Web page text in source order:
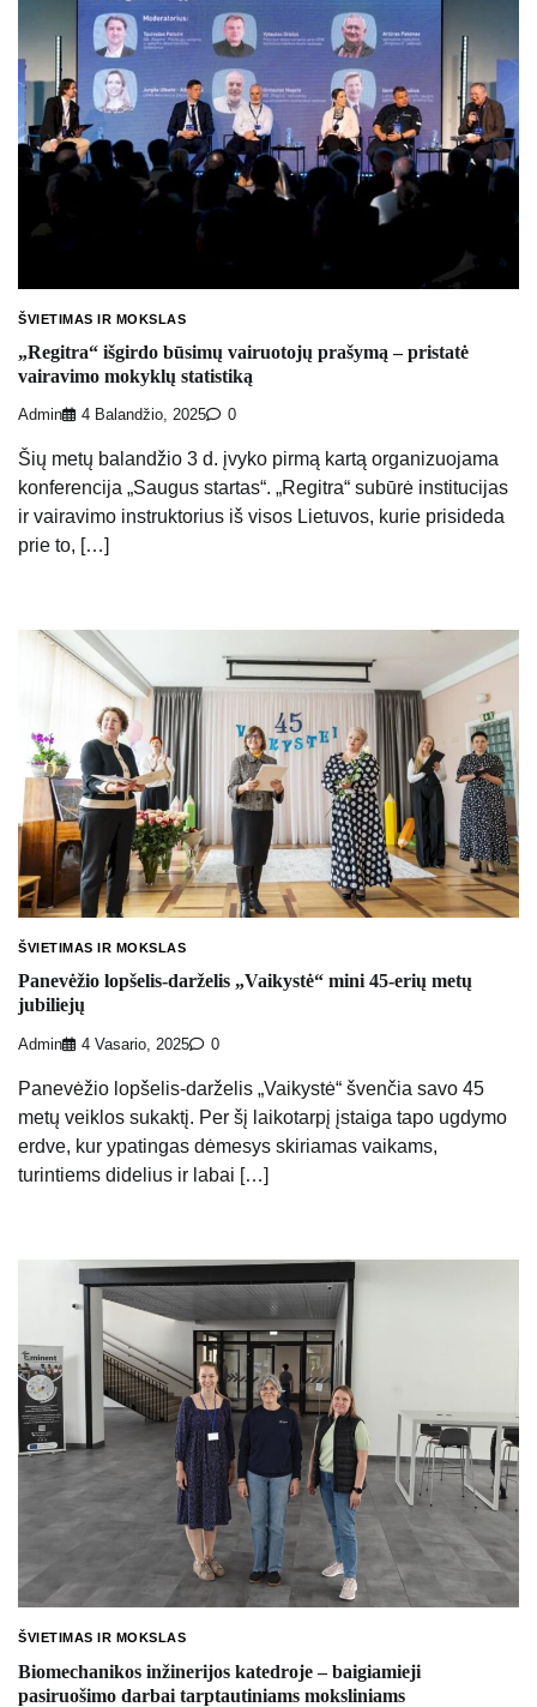
ŠVIETIMAS IR MOKSLAS
„Regitra“ išgirdo būsimų vairuotojų prašymą – pristatė
vairavimo mokyklų statistiką
Admin 4 Balandžio, 2025 0
Šių metų balandžio 3 d. įvyko pirmą kartą organizuojama
konferencija „Saugus startas“. „Regitra“ subūrė institucijas
ir vairavimo instruktorius iš visos Lietuvos, kurie prisideda
prie to, […]
ŠVIETIMAS IR MOKSLAS
Panevėžio lopšelis-darželis „Vaikystė“ mini 45-erių metų
jubiliejų
Admin 4 Vasario, 2025 0
Panevėžio lopšelis-darželis „Vaikystė“ švenčia savo 45
metų veiklos sukaktį. Per šį laikotarpį įstaiga tapo ugdymo
erdve, kur ypatingas dėmesys skiriamas vaikams,
turintiems didelius ir labai […]
ŠVIETIMAS IR MOKSLAS
Biomechanikos inžinerijos katedroje – baigiamieji
pasiruošimo darbai tarptautiniams moksliniams